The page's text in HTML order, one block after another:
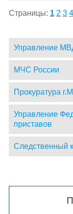
Страницы: 1 2 3 4
Управление
МЧС России
Прокуратура
Управление
приставов
Следственный